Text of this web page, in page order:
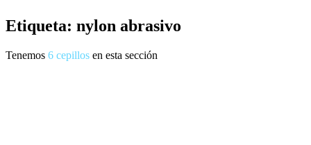
Etiqueta: nylon abrasivo
Tenemos 6 cepillos en esta sección